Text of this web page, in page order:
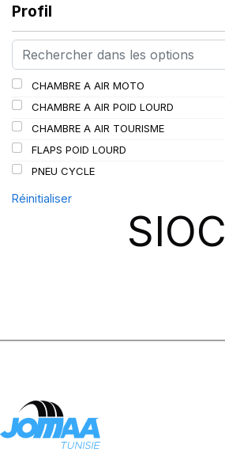
SCHRADER (24)
SPEEDWAYS (64)
STICA (3)
TIGAR (24)
Profil
CHAMBRE A AIR MOTO
CHAMBRE A AIR POID LOURD
CHAMBRE A AIR TOURISME
FLAPS POID LOURD
PNEU CYCLE
Réinitialiser
SIOC